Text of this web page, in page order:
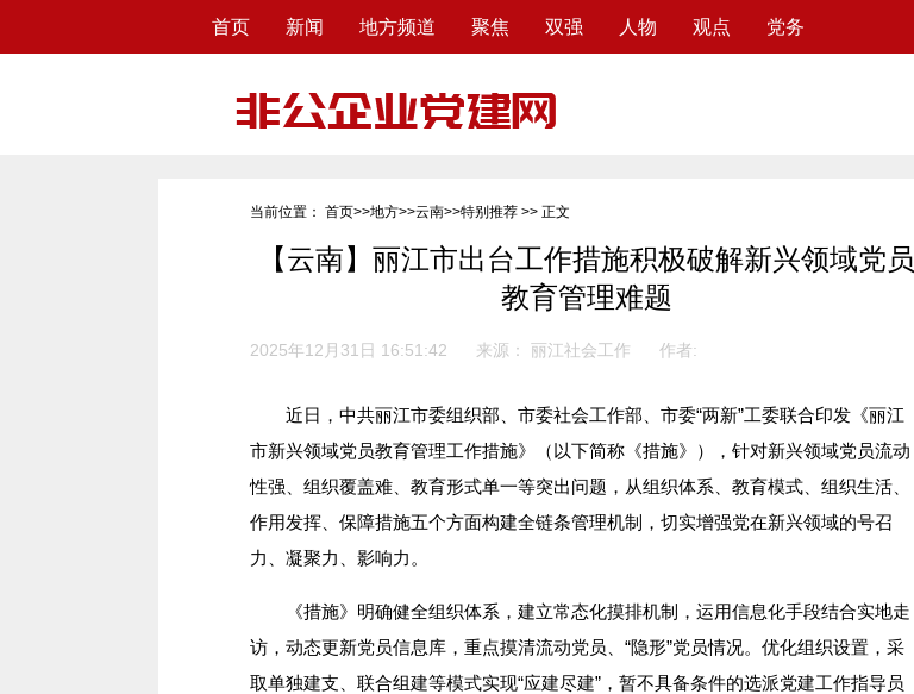
首页 新闻 地方频道 聚焦 双强 人物 观点 党务
当前位置： 首页>>地方>>云南>>特别推荐 >> 正文
【云南】丽江市出台工作措施积极破解新兴领域党员
教育管理难题
2025年12月31日 16:51:42 来源： 丽江社会工作 作者:
近日，中共丽江市委组织部、市委社会工作部、市委“两新”工委联合印发《丽江
市新兴领域党员教育管理工作措施》（以下简称《措施》），针对新兴领域党员流动
性强、组织覆盖难、教育形式单一等突出问题，从组织体系、教育模式、组织生活、
作用发挥、保障措施五个方面构建全链条管理机制，切实增强党在新兴领域的号召
力、凝聚力、影响力。
《措施》明确健全组织体系，建立常态化摸排机制，运用信息化手段结合实地走
访，动态更新党员信息库，重点摸清流动党员、 “隐形”党员情况。优化组织设置，采
取单独建支、联合组建等模式实现“应建尽建”，暂不具备条件的选派党建工作指导员